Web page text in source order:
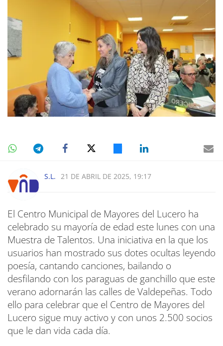
S.L. 21 DE ABRIL DE 2025, 19:17
El Centro Municipal de Mayores del Lucero ha
celebrado su mayoría de edad este lunes con una
Muestra de Talentos. Una iniciativa en la que los
usuarios han mostrado sus dotes ocultas leyendo
poesía, cantando canciones, bailando o
desfilando con los paraguas de ganchillo que este
verano adornarán las calles de Valdepeñas. Todo
ello para celebrar que el Centro de Mayores del
Lucero sigue muy activo y con unos 2.500 socios
que le dan vida cada día.